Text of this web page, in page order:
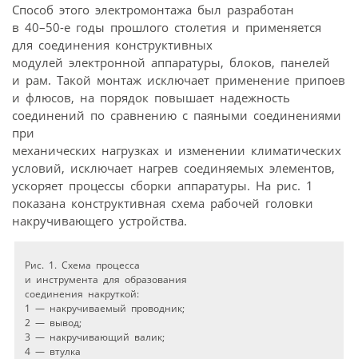
Способ этого электромонтажа был разработан
в 40–50-е годы прошлого столетия и применяется
для соединения конструктивных
модулей электронной аппаратуры, блоков, панелей
и рам. Такой монтаж исключает применение припоев
и флюсов, на порядок повышает надежность
соединений по сравнению с паяными соединениями
при
механических нагрузках и изменении климатических
условий, исключает нагрев соединяемых элементов,
ускоряет процессы сборки аппаратуры. На рис. 1
показана конструктивная схема рабочей головки
накручивающего устройства.
Рис. 1. Схема процесса
и инструмента для образования
соединения накруткой:
1 — накручиваемый проводник;
2 — вывод;
3 — накручивающий валик;
4 — втулка